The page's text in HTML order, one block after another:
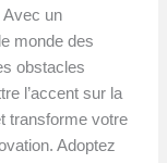
Avec un
monde des
obstacles
l’accent sur la
transforme votre
Adoptez